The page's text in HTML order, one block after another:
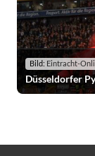
Bild: Eintracht-
Düsseldorfer